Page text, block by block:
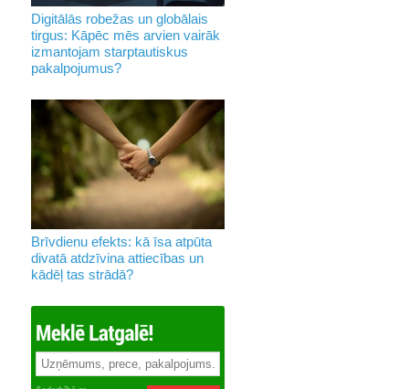
Digitālās robežas un globālais
tirgus: Kāpēc mēs arvien vairāk
izmantojam starptautiskus
pakalpojumus?
Brīvdienu efekts: kā īsa atpūta
divatā atdzīvina attiecības un
kādēļ tas strādā?